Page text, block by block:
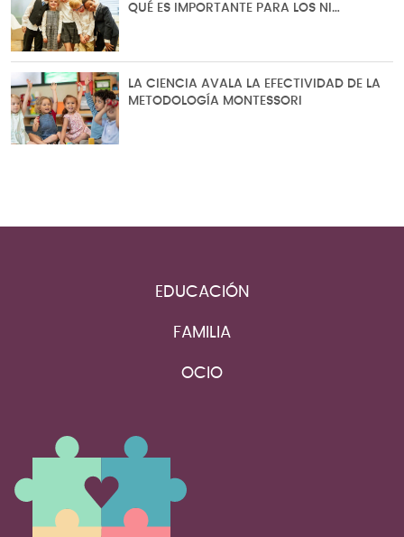
QUÉ ES IMPORTANTE PARA LOS NI…
LA CIENCIA AVALA LA EFECTIVIDAD DE LA
METODOLOGÍA MONTESSORI
EDUCACIÓN
FAMILIA
OCIO